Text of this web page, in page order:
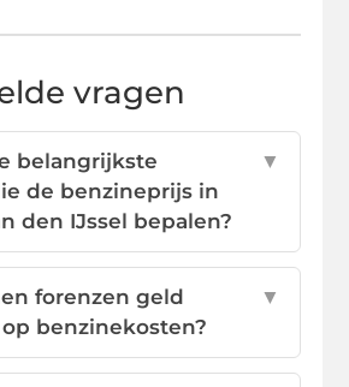
vragen
belangrijkste
de benzineprijs in
den IJssel bepalen?
▼
forenzen geld
benzinekosten?
▼